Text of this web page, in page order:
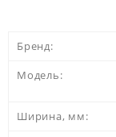
Бренд:
Модель:
Ширина, мм: